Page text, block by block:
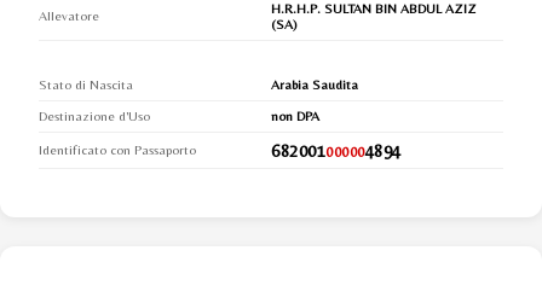
Allevatore
H.R.H.P. SULTAN BIN ABDUL AZIZ
(SA)
Stato di Nascita
Arabia Saudita
Destinazione d'Uso
non DPA
Identificato con Passaporto 682001000004894